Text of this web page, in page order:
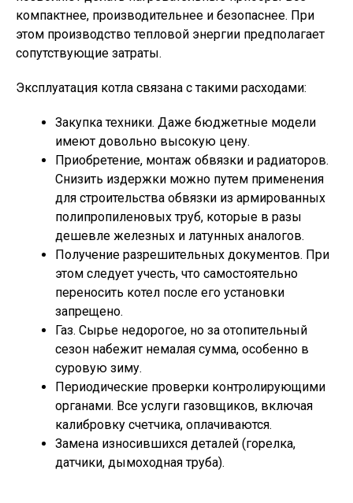
компактнее, производительнее и безопаснее. При
этом производство тепловой энергии предполагает
сопутствующие затраты.
Эксплуатация котла связана с такими расходами:
Закупка техники. Даже бюджетные модели
имеют довольно высокую цену.
Приобретение, монтаж обвязки и радиаторов.
Снизить издержки можно путем применения
для строительства обвязки из армированных
полипропиленовых труб, которые в разы
дешевле железных и латунных аналогов.
Получение разрешительных документов. При
этом следует учесть, что самостоятельно
переносить котел после его установки
запрещено.
Газ. Сырье недорогое, но за отопительный
сезон набежит немалая сумма, особенно в
суровую зиму.
Периодические проверки контролирующими
органами. Все услуги газовщиков, включая
калибровку счетчика, оплачиваются.
Замена износившихся деталей (горелка,
датчики, дымоходная труба).